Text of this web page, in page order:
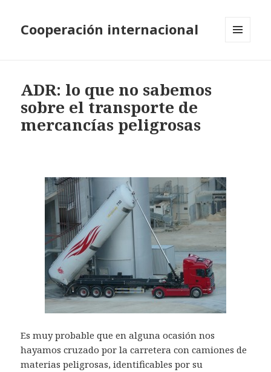
Cooperación internacional
ADR: lo que no sabemos
sobre el transporte de
mercancías peligrosas
Es muy probable que en alguna ocasión nos
hayamos cruzado por la carretera con camiones de
materias peligrosas, identificables por su